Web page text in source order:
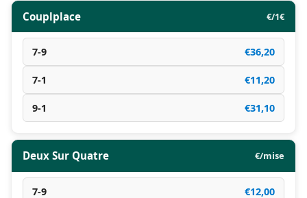
Couplplace €/1€
7-9 €36,20
7-1 €11,20
9-1 €31,10
Deux Sur Quatre €/mise
7-9 €12,00